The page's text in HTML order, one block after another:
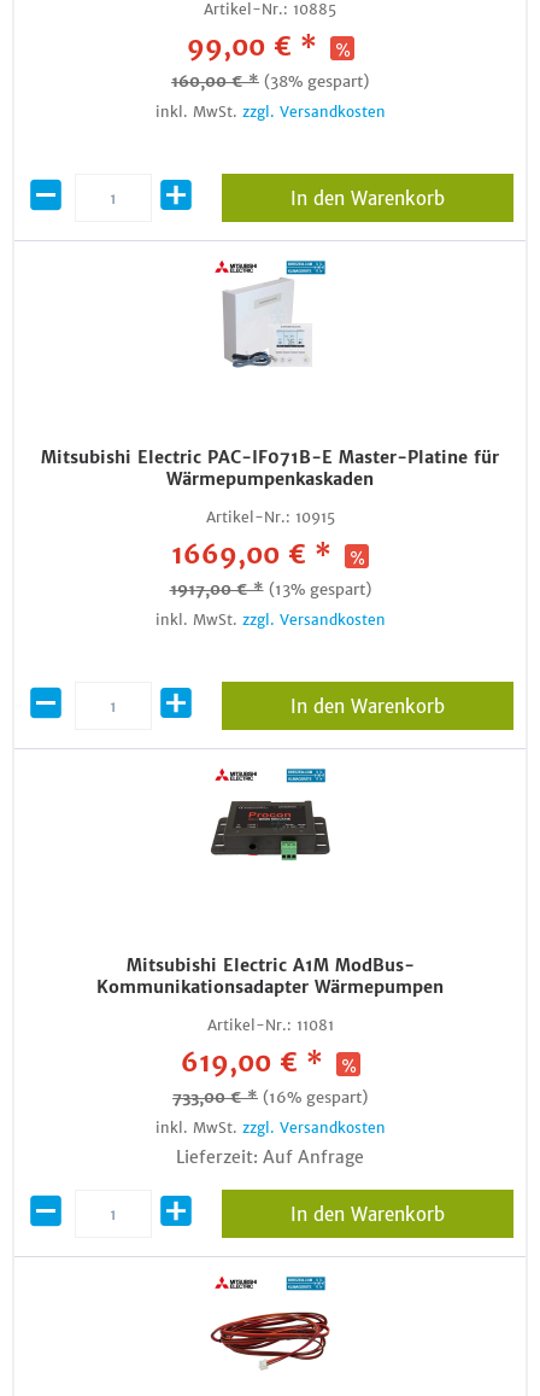
Artikel-Nr.: 10885
99,00 € *
160,00 € * (38% gespart)
inkl. MwSt. zzgl. Versandkosten
In den Warenkorb
Mitsubishi Electric PAC-IF071B-E Master-Platine für
Wärmepumpenkaskaden
Artikel-Nr.: 10915
1669,00 € *
1917,00 € * (13% gespart)
inkl. MwSt. zzgl. Versandkosten
In den Warenkorb
Mitsubishi Electric A1M ModBus-
Kommunikationsadapter Wärmepumpen
Artikel-Nr.: 11081
619,00 € *
733,00 € * (16% gespart)
inkl. MwSt. zzgl. Versandkosten
Lieferzeit: Auf Anfrage
In den Warenkorb